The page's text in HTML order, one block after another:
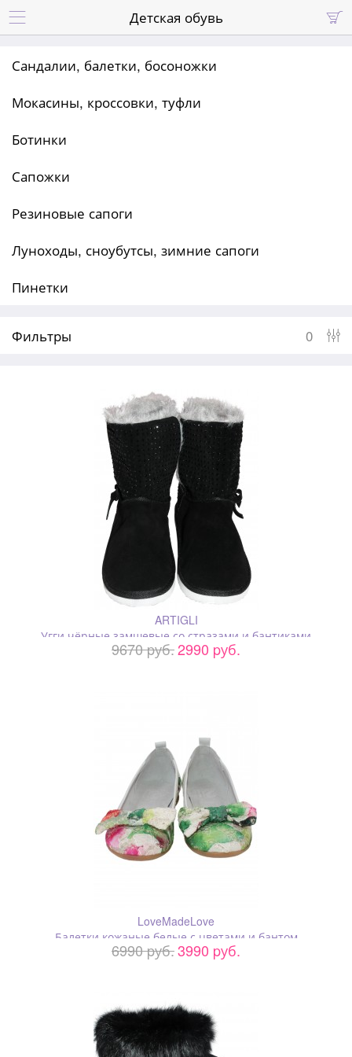
 
Детская обувь
Сандалии, балетки, босоножки
Мокасины, кроссовки, туфли
Ботинки
Сапожки
Резиновые сапоги
Луноходы, сноубутсы, зимние сапоги
Пинетки
0
Фильтры
ARTIGLI
Угги чёрные замшевые со стразами и бантиками
9670 pуб.2990 pуб.
LoveMadeLove
Балетки кожаные белые с цветами и бантом
6990 pуб.3990 pуб.